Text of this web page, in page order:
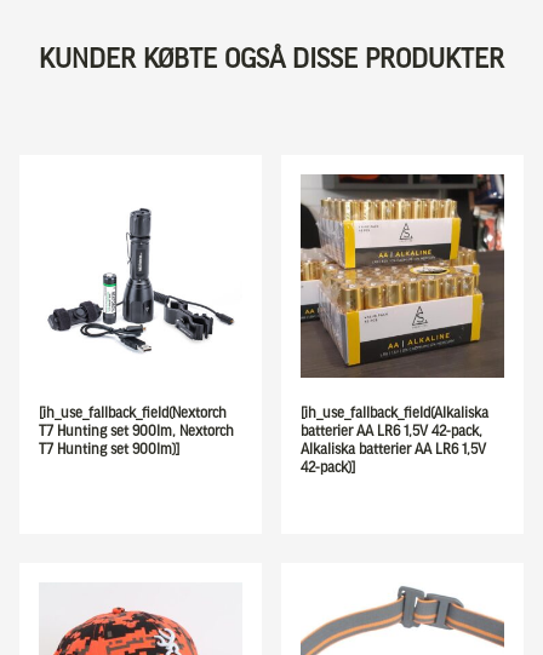
KUNDER KØBTE OGSÅ DISSE PRODUKTER
[ih_use_fallback_field(Nextorch
T7 Hunting set 900lm, Nextorch
T7 Hunting set 900lm)]
[ih_use_fallback_field(Alkaliska
batterier AA LR6 1,5V 42-pack,
Alkaliska batterier AA LR6 1,5V
42-pack)]